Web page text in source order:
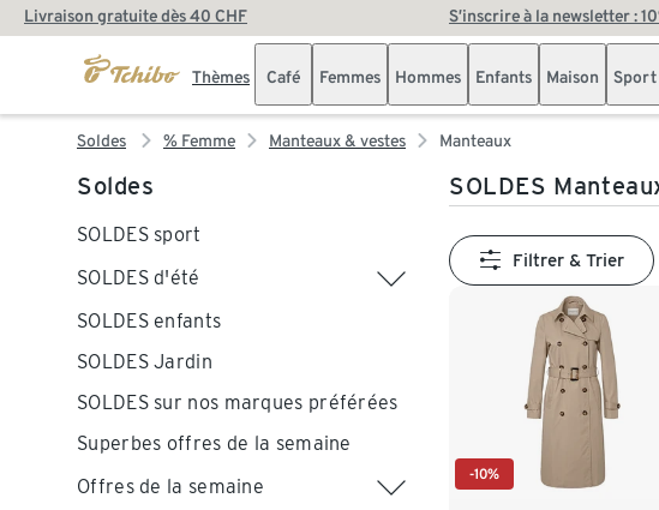
Livraison gratuite dès 40 CHF S’inscrire à la newsletter :
Thèmes Café Femmes Hommes Enfants Maison Sport
Soldes % Femme Manteaux & vestes Manteaux
Soldes
SOLDES sport
SOLDES d'été
SOLDES enfants
SOLDES Jardin
SOLDES sur nos marques préférées
Superbes offres de la semaine
Offres de la semaine
SOLDES
Filtrer & Trier
-10%